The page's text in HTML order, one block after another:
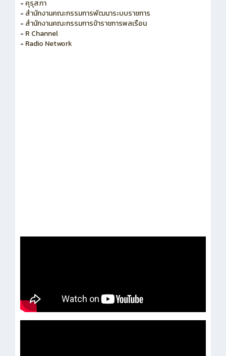
- สำนักงาน ก.ค.ศ.
- คุรุสภา
- สำนักงานคณะกรรมการพัฒนาระบบราชการ
- สำนักงานคณะกรรมการข้าราชการพลเรือน
- R Channel